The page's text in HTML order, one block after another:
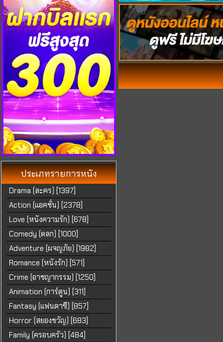
ประเภทรายการหนัง
Drama (ละคร) [1397]
Action (แอคชั่น) [2378]
Love (หนังความรัก) [678]
Comedy (ตลก) [1000]
Adventure (ผจญภัย) [1982]
Romance (หนังรัก) [571]
Crime (อาชญากรรม) [1250]
Animation (การ์ตูน) [311]
Fantasy (แฟนตาซี) [857]
Horror (สยองขวัญ) [683]
Family (ครอบครัว) [484]